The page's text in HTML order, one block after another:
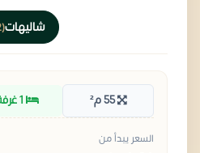
شاليهات(2)
55 م² 1 غرفة
السعر يبدأ من